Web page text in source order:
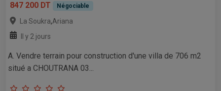
847 200 DT
Négociable
La Soukra,Ariana
Il y 2 jours
A. Vendre terrain pour construction d'une villa de 706 m2
situé a CHOUTRANA 03...